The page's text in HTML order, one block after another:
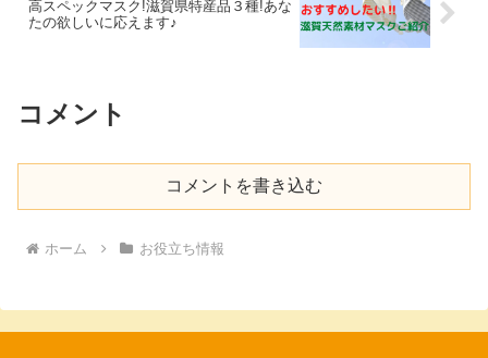
高スペックマスク!滋賀県特産品３種!あな
たの欲しいに応えます♪
コメント
コメントを書き込む
ホーム お役立ち情報